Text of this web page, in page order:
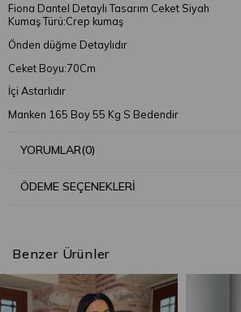
Fiona Dantel Detaylı Tasarım Ceket Siyah
Kumaş Türü:Crep kumaş
Önden düğme Detaylıdır
Ceket Boyu:70Cm
İçi Astarlıdır
Manken 165 Boy 55 Kg S Bedendir
YORUMLAR(0)
ÖDEME SEÇENEKLERI
Benzer Ürünler